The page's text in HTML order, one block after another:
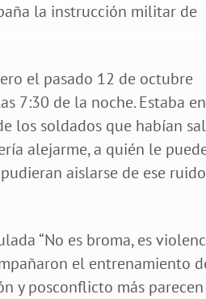
la instrucción militar de
el pasado 12 de octubre
7:30 de la noche. Estaba
los soldados que habían
alejarme, a quién le
aislarse de ese ruido
“No es broma, es
el entrenamiento
y posconflicto más